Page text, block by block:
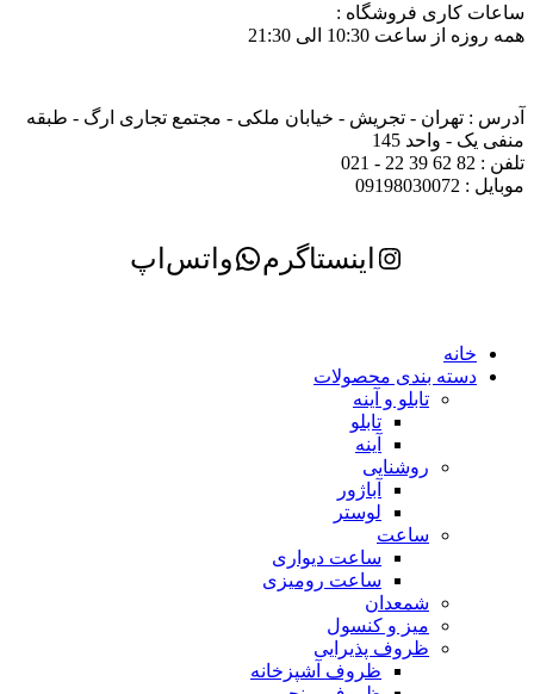
ساعات کاری فروشگاه :
همه روزه از ساعت 10:30 الی 21:30
آدرس : تهران - تجریش - خیابان ملکی - مجتمع تجاری ارگ - طبقه
منفی یک - واحد 145
تلفن : 82 62 39 22 - 021
موبایل : 09198030072
اینستاگرم واتس‌اپ
خانه
دسته بندی محصولات
تابلو و آینه
تابلو
آینه
روشنایی
آباژور
لوستر
ساعت
ساعت دیواری
ساعت رومیزی
شمعدان
میز و کنسول
ظروف پذیرایی
ظروف آشپزخانه